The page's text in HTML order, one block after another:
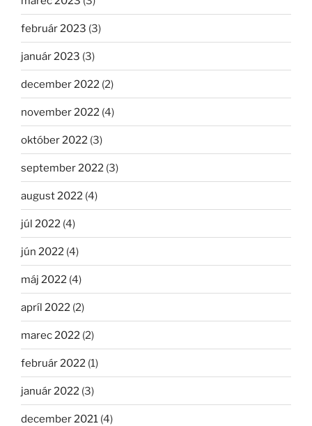
február 2023 (3)
január 2023 (3)
december 2022 (2)
november 2022 (4)
október 2022 (3)
september 2022 (3)
august 2022 (4)
júl 2022 (4)
jún 2022 (4)
máj 2022 (4)
apríl 2022 (2)
marec 2022 (2)
február 2022 (1)
január 2022 (3)
december 2021 (4)